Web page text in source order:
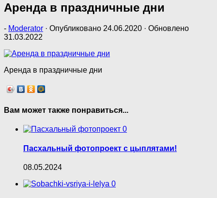
Аренда в праздничные дни
- Moderator · Опубликовано 24.06.2020 · Обновлено
31.03.2022
Аренда в праздничные дни
Вам может также понравиться...
0
Пасхальный фотопроект с цыплятами!
08.05.2024
0